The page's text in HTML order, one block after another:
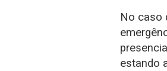
No caso
estando